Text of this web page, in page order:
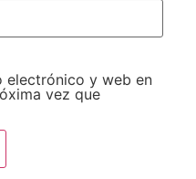
electrónico y web en
vez que